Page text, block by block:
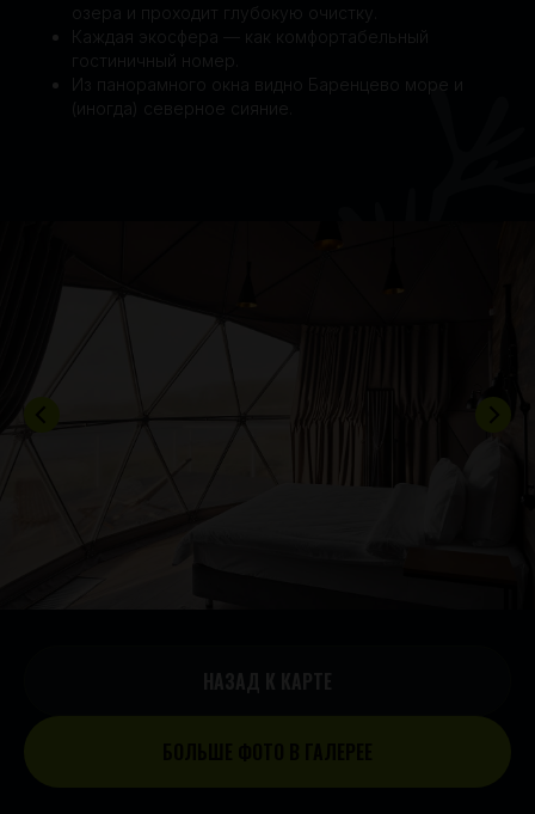
озера и проходит глубокую очистку.
Каждая экосфера — как комфортабельный
гостиничный номер.
Из панорамного окна видно Баренцево море и
(иногда) северное сияние.